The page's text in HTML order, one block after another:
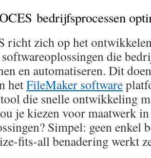
bedrijfsprocessen
richt zich op het
softwareoplossingen die
en automatiseren. Dit
hetFileMaker software
die snelle ontwikkeling
je kiezen voor maatwerk
Simpel: geen enkel
fits-all benadering werkt